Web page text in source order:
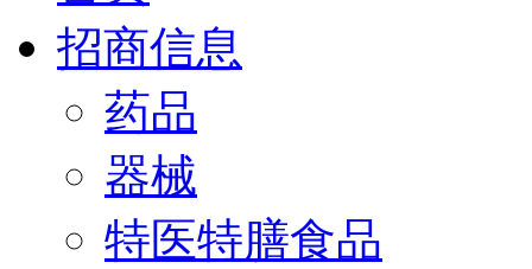
招商信息
药品
器械
特医特膳食品